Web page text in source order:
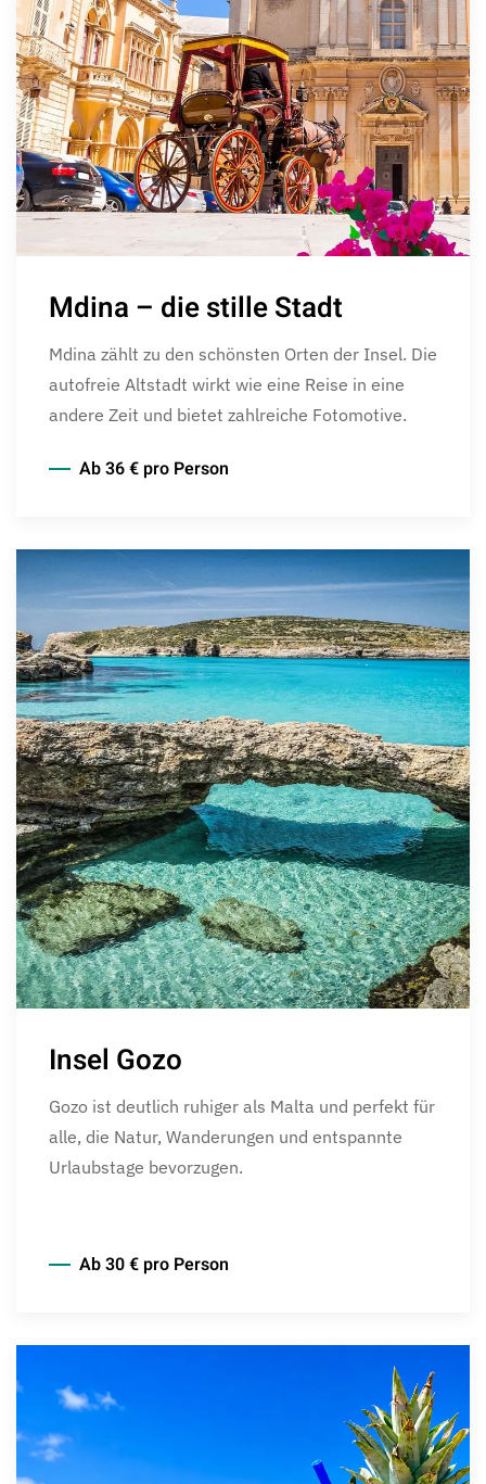
Mdina – die stille Stadt
Mdina zählt zu den schönsten Orten der Insel. Die
autofreie Altstadt wirkt wie eine Reise in eine
andere Zeit und bietet zahlreiche Fotomotive.
Ab 36 € pro Person
Insel Gozo
Gozo ist deutlich ruhiger als Malta und perfekt für
alle, die Natur, Wanderungen und entspannte
Urlaubstage bevorzugen.
Ab 30 € pro Person